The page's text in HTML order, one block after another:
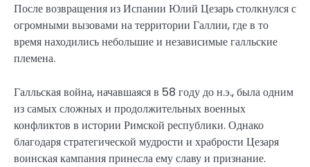
После возвращения из Испании Юлий Цезарь столкнулся с
огромными вызовами на территории Галлии, где в то
время находились небольшие и независимые галльские
племена.
Галльская война, начавшаяся в 58 году до н.э., была одним
из самых сложных и продолжительных военных
конфликтов в истории Римской республики. Однако
благодаря стратегической мудрости и храбрости Цезаря
воинская кампания принесла ему славу и признание.